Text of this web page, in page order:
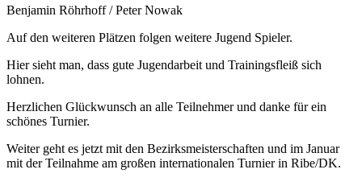
Benjamin Röhrhoff / Peter Nowak
Auf den weiteren Plätzen folgen weitere Jugend Spieler.
Hier sieht man, dass gute Jugendarbeit und Trainingsfleiß sich
lohnen.
Herzlichen Glückwunsch an alle Teilnehmer und danke für ein
schönes Turnier.
Weiter geht es jetzt mit den Bezirksmeisterschaften und im Januar
mit der Teilnahme am großen internationalen Turnier in Ribe/DK.